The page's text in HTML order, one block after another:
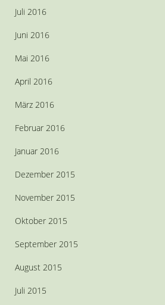
Juli 2016
Juni 2016
Mai 2016
April 2016
März 2016
Februar 2016
Januar 2016
Dezember 2015
November 2015
Oktober 2015
September 2015
August 2015
Juli 2015